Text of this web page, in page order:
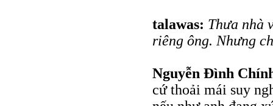
talawas: Thưa nhà
riêng ông. Nhưng
Nguyễn Đình
cứ thoải mái suy